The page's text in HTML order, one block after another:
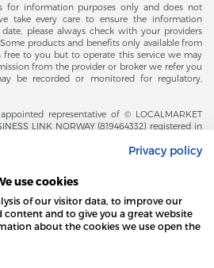
for information purposes only and does not
take every care to ensure the information
please always check with your providers
products and benefits only available from
free to you but to operate this service we may
from the provider or broker we refer you
be recorded or monitored for regulatory,
representative of © LOCALMARKET
LINK NORWAY (819464332) registered in
& Insurance Services and Markets Authority,
by the Financial Conduct Authority. Head
0278 Oslo – Skøyen. Post Adresse: Postboks
post@localmarket.no. Office Contact: +
2026 The LOCALMARKET GROUP ™.
|
WYKORZYSTUJE PLIKI
Privacy policy
use cookies
of our visitor data, to improve our
content and to give you a great website
about the cookies we use open the